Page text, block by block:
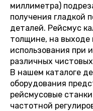
миллиметра)
получения гладкой
деталей. Рейсмус
толщине, на выходе
использования при
различных
В нашем каталоге
оборудования
рейсмусовые станки
частотной